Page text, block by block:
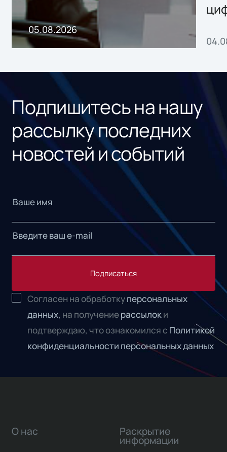
05.08.2026
Подпишитесь на нашу
рассылку последних
новостей и событий
Подписаться
Согласен на обработкуперсональных
данных, на получениерассылоки
подтверждаю, что ознакомился с Политикой
конфиденциальности персональных данных
О нас Раскрытие
информации